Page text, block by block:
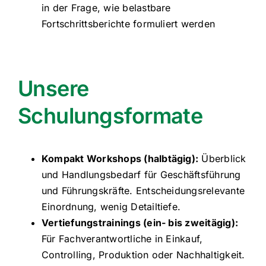
in der Frage, wie belastbare
Fortschrittsberichte formuliert werden
Unsere
Schulungsformate
Kompakt Workshops (halbtägig): Überblick
und Handlungsbedarf für Geschäftsführung
und Führungskräfte. Entscheidungsrelevante
Einordnung, wenig Detailtiefe.
Vertiefungstrainings (ein- bis zweitägig):
Für Fachverantwortliche in Einkauf,
Controlling, Produktion oder Nachhaltigkeit.